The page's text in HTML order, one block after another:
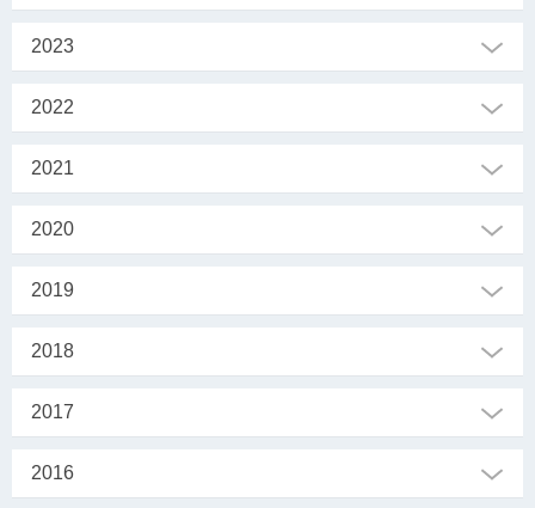
2023
2022
2021
2020
2019
2018
2017
2016